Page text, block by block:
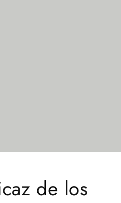
de los